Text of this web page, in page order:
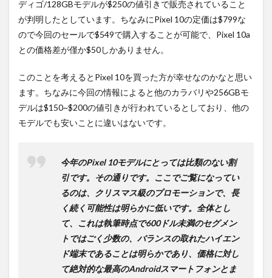
め！
ディゴ/128GBモデルが$250の値引きで販売されていること
が判明したとしています。ちなみにPixel 10の定価は$799な
ので今回のセールで$549で購入することが可能で、Pixel 10a
との価格差が僅か$50しかありません。
このことを考えるとPixel 10を買った方が幸せなのかなと思い
ます。ちなみに今回の情報によると他のカラバリや256GBモ
デルは$150~$200の値引きが行われているとしており、他の
モデルでも安いことに違いはないです。
今年のPixel 10モデルにとっては比類のない割
引です。その通りです。ここでご覧になってい
るのは、クリスマス級のプロモーションで、長
く続く可能性は明らかに低いです。全体とし
て、これは執筆時点で600ドル未満のセグメン
トではごく少数の、バランスの取れたハイエン
ド端末であることは明らかであり、価格に対し
て絶対的な最高のAndroidスマートフォンとま